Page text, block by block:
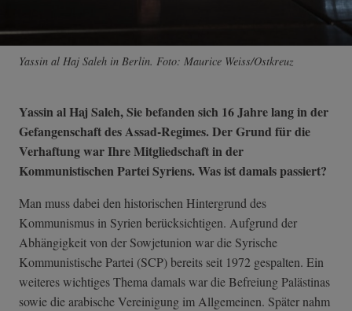
Yassin al Haj Saleh in Berlin. Foto: Maurice Weiss/Ostkreuz
Yassin al Haj Saleh, Sie befanden sich 16 Jahre lang in der
Gefangenschaft des Assad-Regimes. Der Grund für die
Verhaftung war Ihre Mitgliedschaft in der
Kommunistischen Partei Syriens. Was ist damals passiert?
Man muss dabei den historischen Hintergrund des
Kommunismus in Syrien berücksichtigen. Aufgrund der
Abhängigkeit von der Sowjetunion war die Syrische
Kommunistische Partei (SCP) bereits seit 1972 gespalten. Ein
weiteres wichtiges Thema damals war die Befreiung Palästinas
sowie die arabische Vereinigung im Allgemeinen. Später nahm